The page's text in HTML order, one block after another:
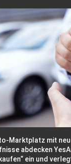
Marktplatz mit
abdecken
ein und